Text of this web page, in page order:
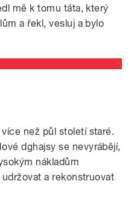
mě k tomu táta, který
a řekl, vesluj a bylo
než půl století staré.
dghajsy se nevyrábějí,
nákladům
a rekonstruovat